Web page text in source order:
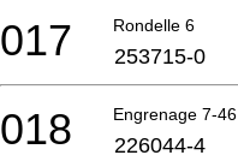
Rondelle 6
017 253715-0
Engrenage 7-46
018 226044-4